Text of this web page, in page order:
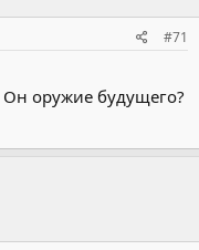
#71
оружие будущего?